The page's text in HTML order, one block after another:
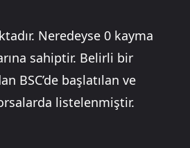
Neredeyse 0 kayma
sahiptir. Belirli bir
BSC’de başlatılan ve
listelenmiştir.